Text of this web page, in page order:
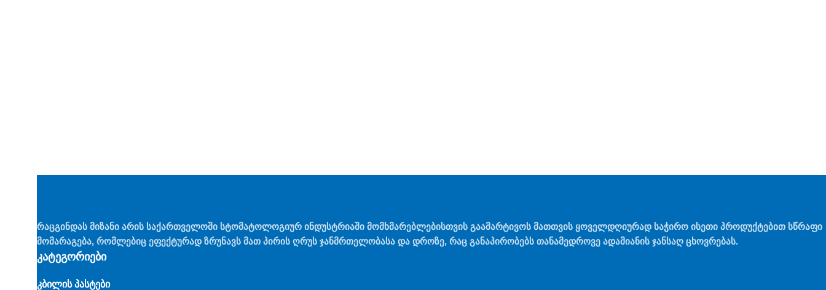
რაცგინდას მიზანი არის საქართველოში სტომატოლოგიურ ინდუსტრიაში მომხმარებლებისთვის გაამარტივოს მათთვის ყოველდღიურად საჭირო ისეთი პროდუქტებით სწრაფი
მომარაგება, რომლებიც ეფექტურად ზრუნავს მათ პირის ღრუს ჯანმრთელობასა და დროზე, რაც განაპირობებს თანამედროვე ადამიანის ჯანსაღ ცხოვრებას.
კატეგორიები
კბილის პასტები